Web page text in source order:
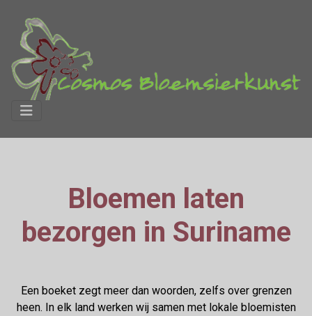
Bloemen laten
bezorgen in Suriname
Een boeket zegt meer dan woorden, zelfs over grenzen
heen. In elk land werken wij samen met lokale bloemisten